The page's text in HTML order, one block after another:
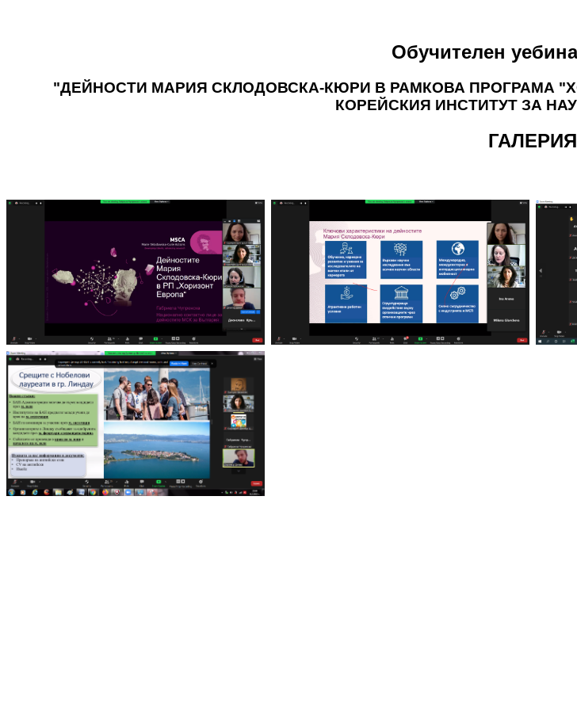
Обучителен
"ДЕЙНОСТИ МАРИЯ СКЛОДОВСКА-КЮРИ В РАМКОВА ПРОГРАМА
КОРЕЙСКИЯ ИНСТИТУТ ЗА
ГАЛЕРИЯ